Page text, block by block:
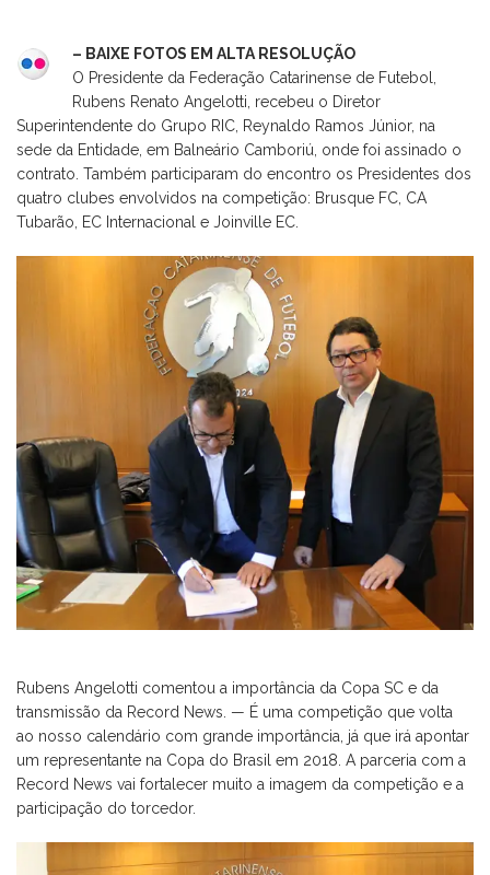
– BAIXE FOTOS EM ALTA RESOLUÇÃO
O Presidente da Federação Catarinense de Futebol,
Rubens Renato Angelotti, recebeu o Diretor
Superintendente do Grupo RIC, Reynaldo Ramos Júnior, na
sede da Entidade, em Balneário Camboriú, onde foi assinado o
contrato. Também participaram do encontro os Presidentes dos
quatro clubes envolvidos na competição: Brusque FC, CA
Tubarão, EC Internacional e Joinville EC.
Rubens Angelotti comentou a importância da Copa SC e da
transmissão da Record News. — É uma competição que volta
ao nosso calendário com grande importância, já que irá apontar
um representante na Copa do Brasil em 2018. A parceria com a
Record News vai fortalecer muito a imagem da competição e a
participação do torcedor.